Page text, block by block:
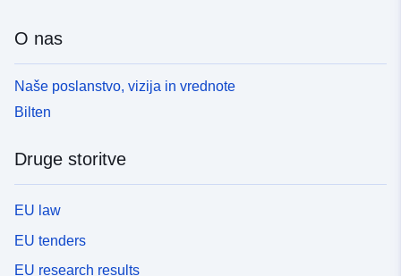
O nas
Naše poslanstvo, vizija in vrednote
Bilten
Druge storitve
EU law
EU tenders
EU research results